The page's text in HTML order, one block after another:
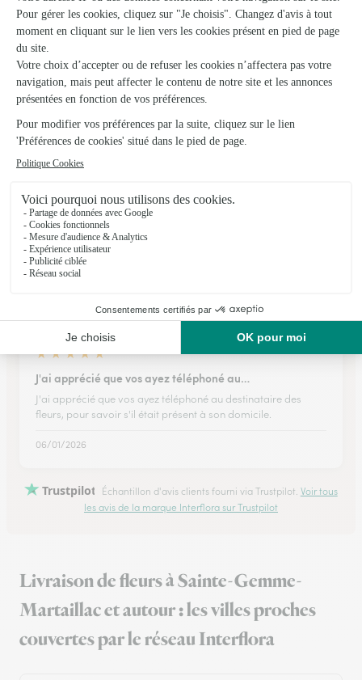
04/02/2026
★ ★ ★ ★ ★
Des bons produits.
Des bons produits.
22/06/2026
★ ★ ★ ★ ★
Très beau bouquet et service rapide
Très beau bouquet et service rapide
★ ★ ★ ★ ★
J'ai apprécié que vos ayez téléphoné au…
J'ai apprécié que vos ayez téléphoné au destinataire des
fleurs, pour savoir s'il était présent à son domicile.
06/01/2026
Trustpilot Échantillon d'avis clients fourni via Trustpilot. Voir tous
les avis de la marque Interflora sur Trustpilot
Livraison de fleurs à Sainte-Gemme-
Martaillac et autour : les villes proches
couvertes par le réseau Interflora